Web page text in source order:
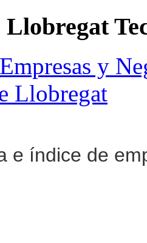
Empresas y
Llobregat
e índice de